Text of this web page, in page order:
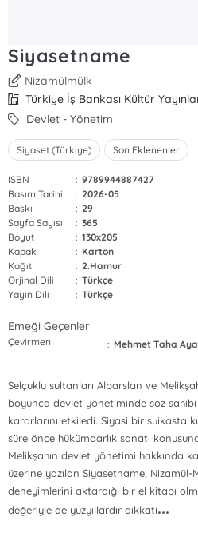
Siyasetname
Nizamülmülk
Türkiye İş Bankası Kültür
Devlet - Yönetim
Siyaset (Türkiye) Son Eklenenler
ISBN : 9789944887427
Basım Tarihi
: 2026-05
Baskı
: 29
Sayfa Sayısı
: 365
Boyut
: 130x205
Kapak
: Karton
Kağıt
: 2.Hamur
Orjinal Dili
: Türkçe
Yayın Dili
: Türkçe
Emeği Geçenler
Çevirmen : Mehmet Taha
Selçuklu sultanları Alparslan ve
boyunca devlet yönetiminde söz
kararlarını etkiledi. Siyasi bir suikasta
süre önce hükümdarlık sanatı
Melikşahın devlet yönetimi hakkında
üzerine yazılan Siyasetname,
deneyimlerini aktardığı bir el kitabı
değeriyle de yüzyıllardır dikkati...